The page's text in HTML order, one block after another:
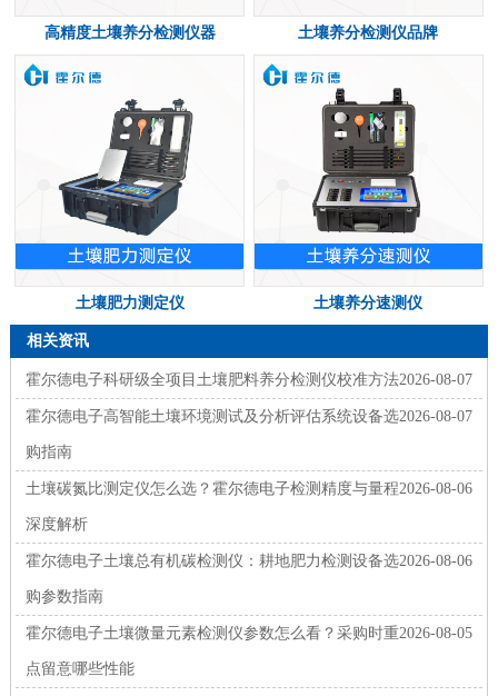
高精度土壤养分检测仪器 土壤养分检测仪品牌
土壤肥力测定仪 土壤养分速测仪
相关资讯
2026-08-07
霍尔德电子科研级全项目土壤肥料养分检测仪校准方法
2026-08-07
霍尔德电子高智能土壤环境测试及分析评估系统设备选
购指南
2026-08-06
土壤碳氮比测定仪怎么选？霍尔德电子检测精度与量程
深度解析
2026-08-06
霍尔德电子土壤总有机碳检测仪：耕地肥力检测设备选
购参数指南
2026-08-05
霍尔德电子土壤微量元素检测仪参数怎么看？采购时重
点留意哪些性能